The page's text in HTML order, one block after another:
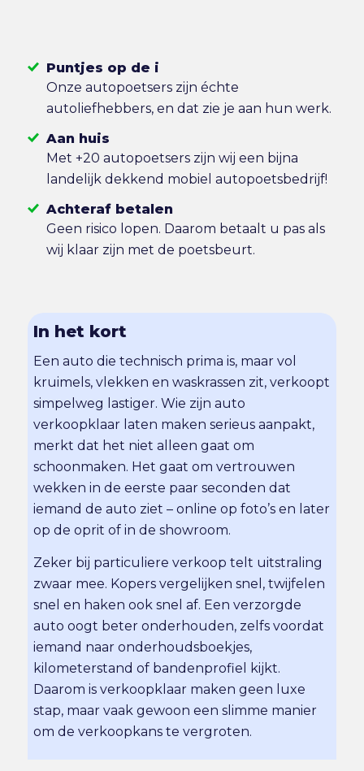
Puntjes op de i
Onze autopoetsers zijn échte
autoliefhebbers, en dat zie je aan hun werk.
Aan huis
Met +20 autopoetsers zijn wij een bijna
landelijk dekkend mobiel autopoetsbedrijf!
Achteraf betalen
Geen risico lopen. Daarom betaalt u pas als
wij klaar zijn met de poetsbeurt.
In het kort
Een auto die technisch prima is, maar vol
kruimels, vlekken en waskrassen zit, verkoopt
simpelweg lastiger. Wie zijn auto
verkoopklaar laten maken serieus aanpakt,
merkt dat het niet alleen gaat om
schoonmaken. Het gaat om vertrouwen
wekken in de eerste paar seconden dat
iemand de auto ziet – online op foto’s en later
op de oprit of in de showroom.
Zeker bij particuliere verkoop telt uitstraling
zwaar mee. Kopers vergelijken snel, twijfelen
snel en haken ook snel af. Een verzorgde
auto oogt beter onderhouden, zelfs voordat
iemand naar onderhoudsboekjes,
kilometerstand of bandenprofiel kijkt.
Daarom is verkoopklaar maken geen luxe
stap, maar vaak gewoon een slimme manier
om de verkoopkans te vergroten.